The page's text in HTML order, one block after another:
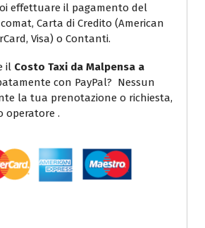
effettuare il pagamento del
Carta di Credito (American
Visa) o Contanti.
il Costo Taxi da Malpensa a
con PayPal? Nessun
la tua prenotazione o richiesta,
operatore .